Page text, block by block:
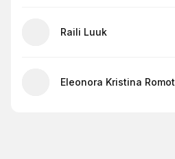
Raili Luuk
Eleonora Kristina Romot